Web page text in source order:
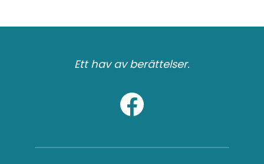
Ett hav av berättelser.